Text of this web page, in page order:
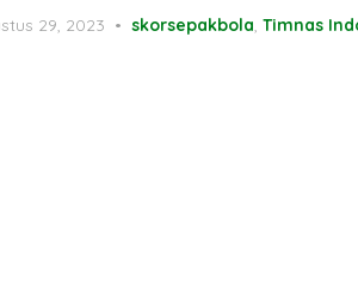
29, 2023 skorsepakbola, Timnas